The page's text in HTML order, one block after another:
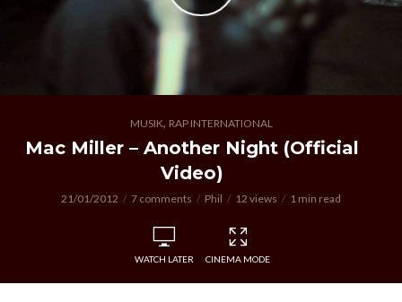
MUSIK, RAP INTERNATIONAL
Mac Miller – Another Night (Official
Video)
21/01/2012 7 comments Phil 12 views 1 min read
WATCH LATER CINEMA MODE